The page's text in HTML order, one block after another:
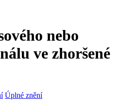
nebo
ve zhoršené
Úplné znění